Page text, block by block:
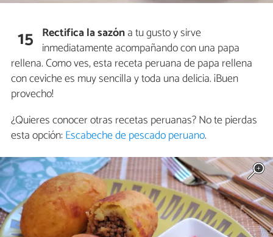
15 Rectifica la sazóna tu gusto y sirve
inmediatamente acompañando con una papa
rellena. Como ves, esta receta peruana de papa rellena
con ceviche es muy sencilla y toda una delicia. ¡Buen
provecho!
¿Quieres conocer otras recetas peruanas? No te pierdas
esta opción:Escabeche de pescado peruano.